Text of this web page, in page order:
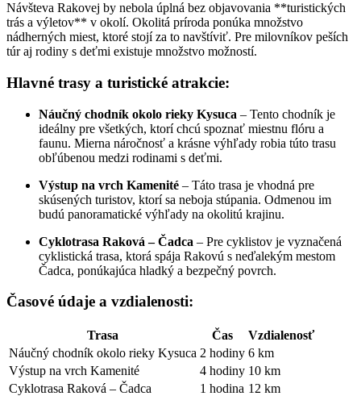
Návšteva Rakovej by nebola úplná bez objavovania **turistických
trás a výletov** v okolí. Okolitá príroda ponúka množstvo
nádherných miest, ktoré stojí za to navštíviť. Pre milovníkov peších
túr aj rodiny s deťmi existuje množstvo možností.
Hlavné trasy a turistické atrakcie:
Náučný chodník okolo rieky Kysuca – Tento chodník je
ideálny pre všetkých, ktorí chcú spoznať miestnu flóru a
faunu. Mierna náročnosť a krásne výhľady robia túto trasu
obľúbenou medzi rodinami s deťmi.
Výstup na vrch Kamenité – Táto trasa je vhodná pre
skúsených turistov, ktorí sa neboja stúpania. Odmenou im
budú panoramatické výhľady na okolitú krajinu.
Cyklotrasa Raková – Čadca – Pre cyklistov je vyznačená
cyklistická trasa, ktorá spája Rakovú s neďalekým mestom
Čadca, ponúkajúca hladký a bezpečný povrch.
Časové údaje a vzdialenosti:
Trasa Čas
Vzdialenosť
Náučný chodník okolo rieky Kysuca 2 hodiny 6 km
Výstup na vrch Kamenité
4 hodiny 10 km
Cyklotrasa Raková – Čadca
1 hodina 12 km